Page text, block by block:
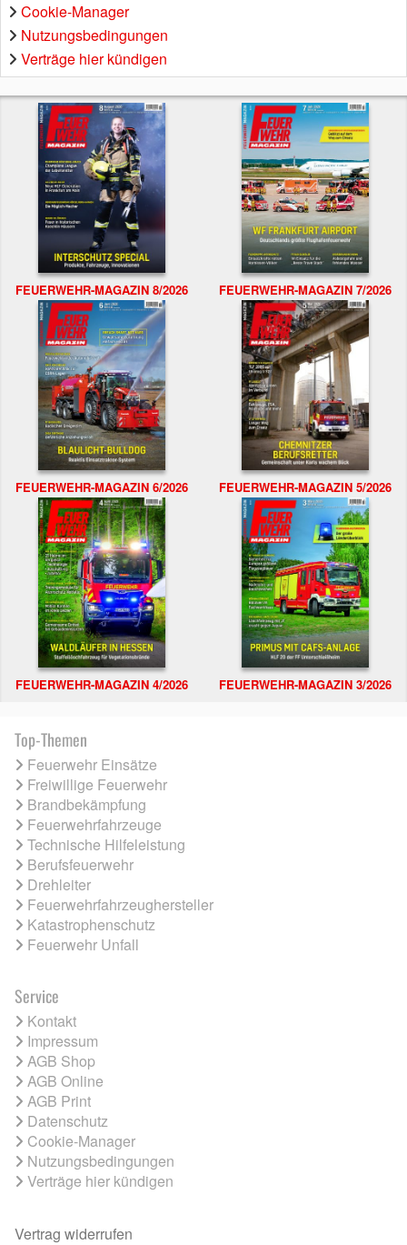
Cookie-Manager
Nutzungsbedingungen
Verträge hier kündigen
FEUERWEHR-MAGAZIN 8/2026 FEUERWEHR-MAGAZIN 7/2026
FEUERWEHR-MAGAZIN 6/2026 FEUERWEHR-MAGAZIN 5/2026
FEUERWEHR-MAGAZIN 4/2026 FEUERWEHR-MAGAZIN 3/2026
Top-Themen
Feuerwehr Einsätze
Freiwillige Feuerwehr
Brandbekämpfung
Feuerwehrfahrzeuge
Technische Hilfeleistung
Berufsfeuerwehr
Drehleiter
Feuerwehrfahrzeughersteller
Katastrophenschutz
Feuerwehr Unfall
Service
Kontakt
Impressum
AGB Shop
AGB Online
AGB Print
Datenschutz
Cookie-Manager
Nutzungsbedingungen
Verträge hier kündigen
Vertrag widerrufen